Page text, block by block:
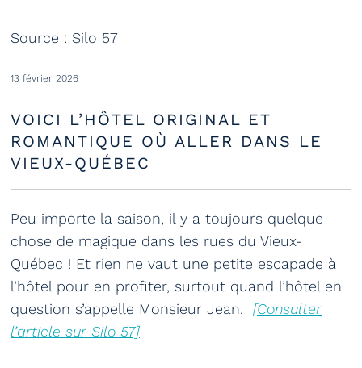
Source : Silo 57
13 février 2026
VOICI L’HÔTEL ORIGINAL ET
ROMANTIQUE OÙ ALLER DANS LE
VIEUX-QUÉBEC
Peu importe la saison, il y a toujours quelque
chose de magique dans les rues du Vieux-
Québec ! Et rien ne vaut une petite escapade à
l’hôtel pour en profiter, surtout quand l’hôtel en
question s’appelle Monsieur Jean. [Consulter
l’article sur Silo 57]